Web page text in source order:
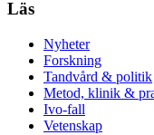
Läs
Nyheter
Forskning
Tandvård & politik
Metod, klinik &
Ivo-fall
Vetenskap